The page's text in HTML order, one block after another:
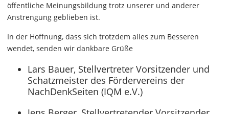
öffentliche Meinungsbildung trotz unserer und anderer
Anstrengung geblieben ist.
In der Hoffnung, dass sich trotzdem alles zum Besseren
wendet, senden wir dankbare Grüße
Lars Bauer, Stellvertreter Vorsitzender und
Schatzmeister des Fördervereins der
NachDenkSeiten (IQM e.V.)